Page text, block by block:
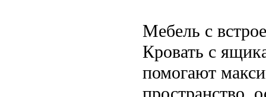
Мебель с
Кровать с
помогают